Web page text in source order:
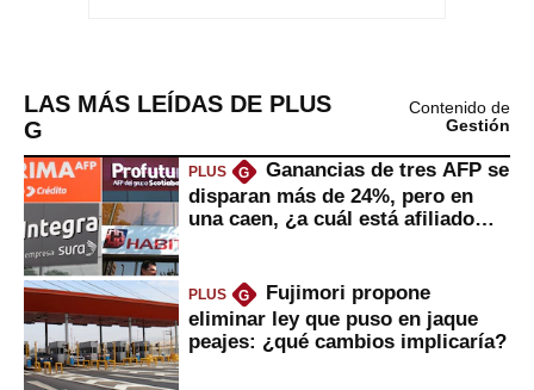
LAS MÁS LEÍDAS DE PLUS
G
Contenido de
Gestión
PLUS G
Ganancias de tres AFP se
disparan más de 24%, pero en
una caen, ¿a cuál está afiliado
PLUS G
Fujimori propone
eliminar ley que puso en jaque
peajes: ¿qué cambios implicaría?